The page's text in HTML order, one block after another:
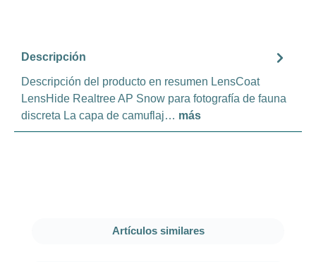
Descripción
Descripción del producto en resumen LensCoat
LensHide Realtree AP Snow para fotografía de fauna
discreta La capa de camuflaj… más
Omitir la galería de productos
Artículos similares